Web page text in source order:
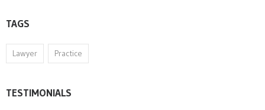
TAGS
Lawyer Practice
TESTIMONIALS